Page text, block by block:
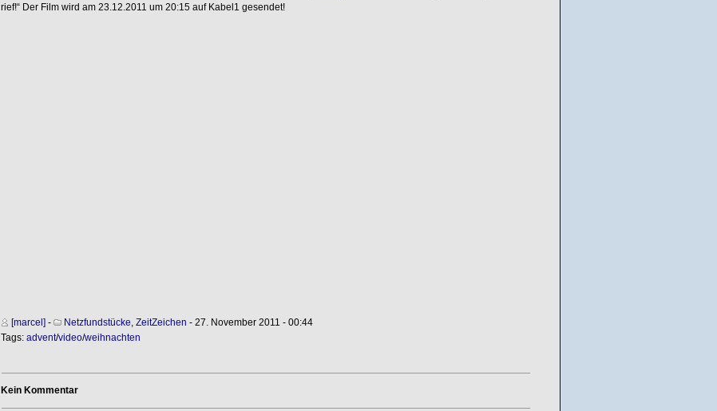
rief!“ Der Film wird am 23.12.2011 um 20:15 auf Kabel1 gesendet!
[marcel]- Netzfundstücke ZeitZeichen - 27. November 2011 - 00:44
Tags: advent/video/weihnachten
Kein Kommentar